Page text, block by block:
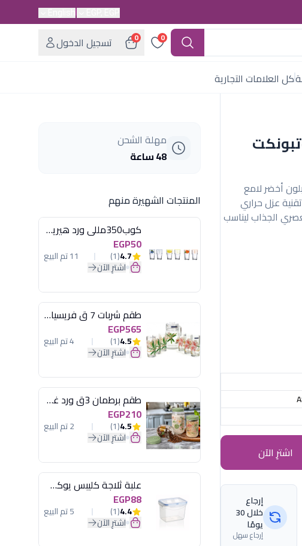
0
0
تسجيل الدخول
كل العلامات التجارية
روتبونكت
ألماني أصلي سعة 0.5 لتر بلون أخضر لامع
عزل حراري
الجذاب ليناسب
اشترِ الآن
إرجاع
خلال 30
يومًا
إرجاع سهل
مهلة الشحن
48 ساعة
المنتجات الشهيرة منهم
كوب350مللى ورد هيريفين
EGP50
4.7
(1) 11 تم البيع
اشترِ الآن
طقم شربات 7 ق فريسيا لومينارك
EGP565
4.5
(1) 4 تم البيع
اشترِ الآن
طقم برطمان 3ق ورد غطاء مينت جرين هيريفين
EGP210
4.5
(1) 2 تم البيع
اشترِ الآن
علبة ثلاجة كليبس يوكسان
EGP88
4.4
(1) 5 تم البيع
اشترِ الآن